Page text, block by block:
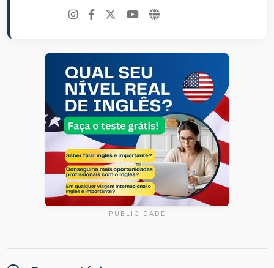
PUBLICIDADE